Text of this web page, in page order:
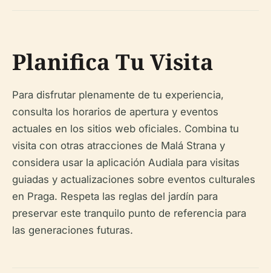
Planifica Tu Visita
Para disfrutar plenamente de tu experiencia,
consulta los horarios de apertura y eventos
actuales en los sitios web oficiales. Combina tu
visita con otras atracciones de Malá Strana y
considera usar la aplicación Audiala para visitas
guiadas y actualizaciones sobre eventos culturales
en Praga. Respeta las reglas del jardín para
preservar este tranquilo punto de referencia para
las generaciones futuras.